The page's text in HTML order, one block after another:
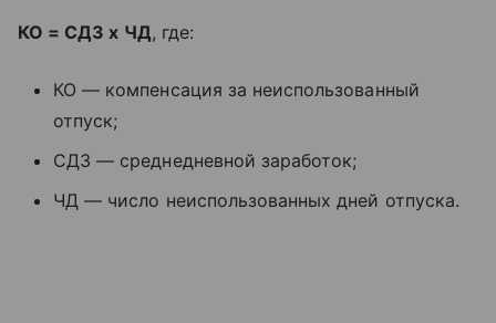
КО = СДЗ x ЧД, где:
КО — компенсация за неиспользованный
отпуск;
СДЗ — среднедневной заработок;
ЧД — число неиспользованных дней отпуска.